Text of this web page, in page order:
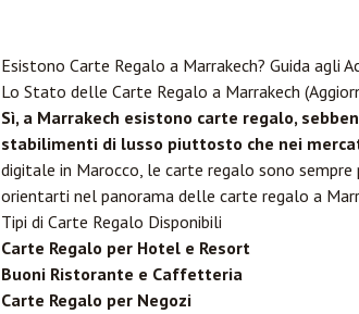
Esistono Carte Regalo a Marrakech? Guida agli
Lo Stato delle Carte Regalo a Marrakech
Sì, a Marrakech esistono carte regalo,
stabilimenti di lusso piuttosto che nei
digitale in Marocco, le carte regalo sono
orientarti nel panorama delle carte regalo a
Tipi di Carte Regalo Disponibili
Carte Regalo per Hotel e Resort
Buoni Ristorante e Caffetteria
Carte Regalo per Negozi